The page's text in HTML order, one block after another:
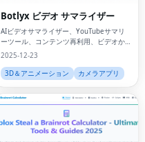
Botlyx ビデオ サマライザー
AIビデオサマライザー、YouTubeサマリ
ーツール、コンテンツ再利用、ビデオか
らテキストへのコンバーター、コンテン
2025-12-23
3D＆アニメーション
カメラアプリ